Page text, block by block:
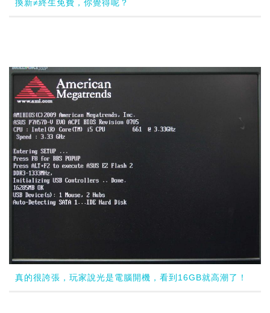
換新≠終生免費，你覺得呢？
真的很誇張，玩家說光是電腦開機，看到16GB就高潮了！